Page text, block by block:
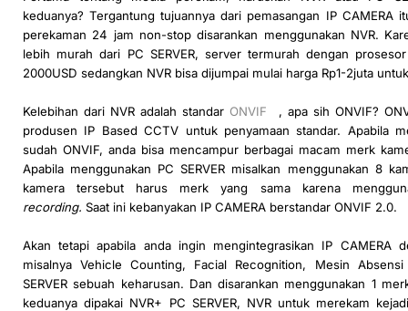
keduanya? Tergantung tujuannya dari pemasangan IP CAMERA
perekaman 24 jam non-stop disarankan menggunakan NVR.
lebih murah dari PC SERVER, server termurah dengan
2000USD sedangkan NVR bisa dijumpai mulai harga Rp1-2juta
Kelebihan dari NVR adalah standar ONVIF
, apa sih ONVIF?
produsen IP Based CCTV untuk penyamaan standar. Apabila
sudah ONVIF, anda bisa mencampur berbagai macam merk
Apabila menggunakan PC SERVER misalkan menggunakan 8
kamera tersebut harus merk yang sama karena
recording. Saat ini kebanyakan IP CAMERA berstandar ONVIF 2.0.
Akan tetapi apabila anda ingin mengintegrasikan IP CAMERA
misalnya Vehicle Counting, Facial Recognition, Mesin
SERVER sebuah keharusan. Dan disarankan menggunakan 1
keduanya dipakai NVR+ PC SERVER, NVR untuk merekam